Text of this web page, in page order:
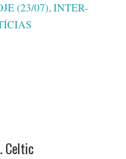
(23/07), INTER-
Celtic